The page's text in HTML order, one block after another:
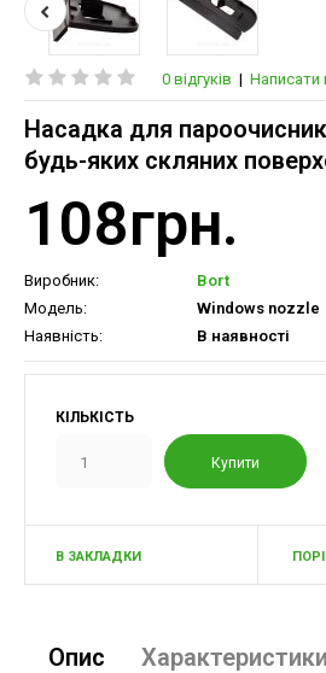
0 відгуків | Написати
Насадка для
будь-яких скляних
108грн.
Виробник:
Bort
Модель:
Windows nozzle
Наявність:
В наявності
КІЛЬКІСТЬ
В ЗАКЛАДКИ
Опис Характеристики